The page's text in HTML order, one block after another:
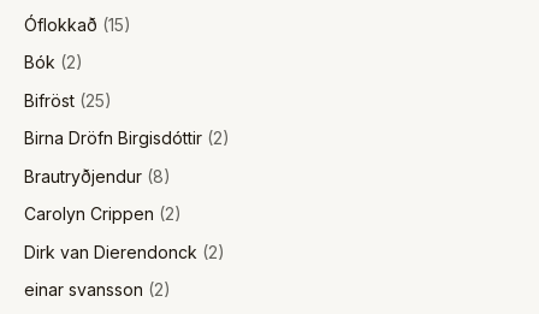
Óflokkað (15)
Bók (2)
Bifröst (25)
Birna Dröfn Birgisdóttir (2)
Brautryðjendur (8)
Carolyn Crippen (2)
Dirk van Dierendonck (2)
einar svansson (2)